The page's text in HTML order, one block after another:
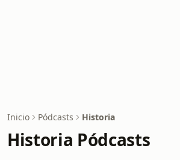
Inicio Pódcasts Historia
Historia Pódcasts